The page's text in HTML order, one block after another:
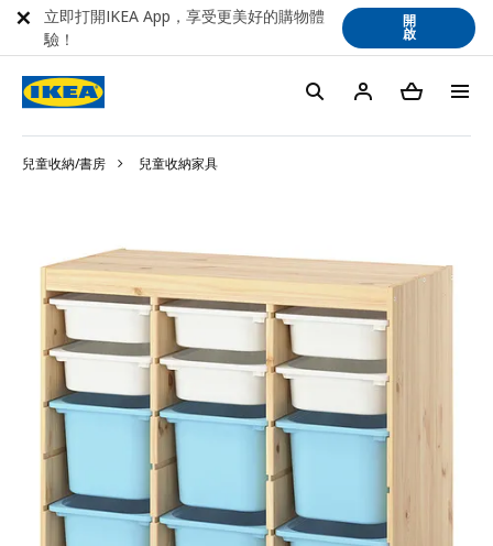
兒童收納/書房 兒童收納家具
立即打開IKEA App，享受更美好的購物體
驗！
開
啟